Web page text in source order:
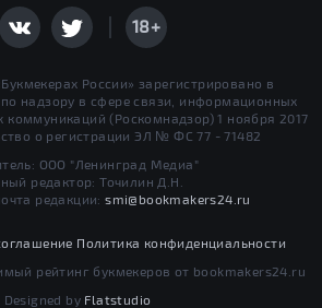
18+
России» зарегистрировано в
надзору в сфере связи, информационных
коммуникаций (Роскомнадзор) 1 ноября 2017
о регистрации ЭЛ № ФС 77 - 71482
ООО "Ленинград Медиа"
редактор: Точилин Д.Н.
редакции:smi@bookmakers24.ru
Политика конфиденциальности
рейтинг букмекеров от bookmakers24.ru
Designed by Flatstudio